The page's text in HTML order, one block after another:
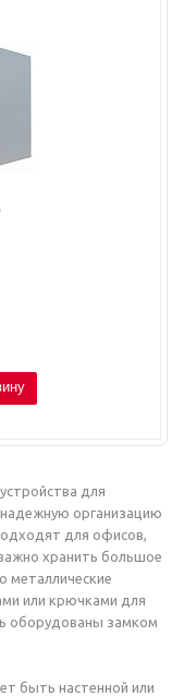
для
организацию
для офисов,
хранить большое
металлические
или крючками для
оборудованы замком
быть настенной или